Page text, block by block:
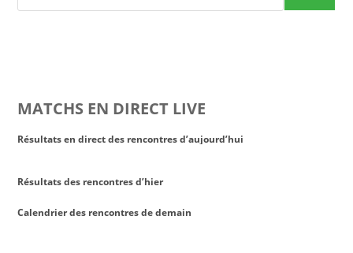
MATCHS EN DIRECT LIVE
Résultats en direct des rencontres d’aujourd’hui
Résultats des rencontres d’hier
Calendrier des rencontres de demain